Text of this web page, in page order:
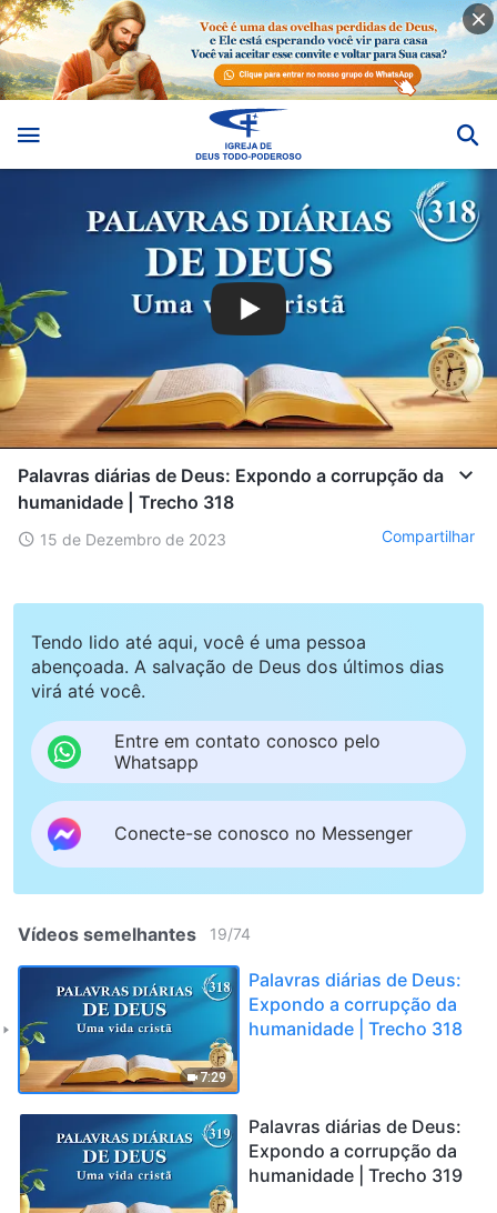
Palavras diárias de Deus: Expondo a corrupção da
humanidade | Trecho 318
15 de Dezembro de 2023 Compartilhar
Tendo lido até aqui, você é uma pessoa
abençoada. A salvação de Deus dos últimos dias
virá até você.
Entre em contato conosco pelo
Whatsapp
Conecte-se conosco no Messenger
Vídeos semelhantes 19/74
7:29
Palavras diárias de Deus:
Expondo a corrupção da
humanidade | Trecho 318
Palavras diárias de Deus:
Expondo a corrupção da
humanidade | Trecho 319